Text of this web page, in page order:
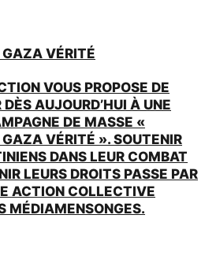
GAZA VÉRITÉ
VOUS PROPOSE DE
AUJOURD’HUI À UNE
DE MASSE «
VÉRITÉ ». SOUTENIR
DANS LEUR COMBAT
LEURS DROITS PASSE PAR
ACTION COLLECTIVE
MÉDIAMENSONGES.